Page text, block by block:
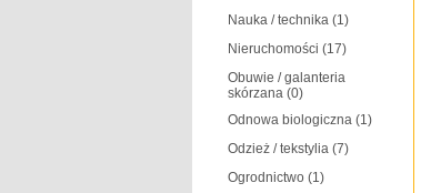
Nauka / technika (1)
Nieruchomości (17)
Obuwie / galanteria
skórzana (0)
Odnowa biologiczna (1)
Odzież / tekstylia (7)
Ogrodnictwo (1)